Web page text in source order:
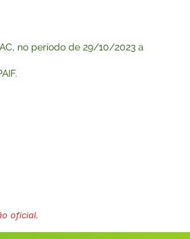
no período de 29/10/2023 a
oficial.